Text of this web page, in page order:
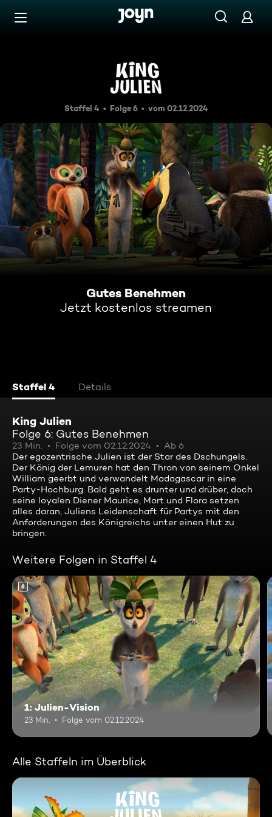
Zum Inhalt springen
Gutes Benehmen
Staffel 4 Folge 6 vom 02.12.2024
Gutes Benehmen
Jetzt kostenlos streamen
Staffel 4 Details
King Julien
Folge 6: Gutes Benehmen
23 Min. Folge vom 02.12.2024
Ab 6
Der egozentrische Julien ist der Star des Dschungels.
Der König der Lemuren hat den Thron von seinem Onkel
William geerbt und verwandelt Madagascar in eine
Party-Hochburg. Bald geht es drunter und drüber, doch
seine loyalen Diener Maurice, Mort und Flora setzen
alles daran, Juliens Leidenschaft für Partys mit den
Anforderungen des Königreichs unter einen Hut zu
bringen.
Weitere Folgen in Staffel 4
6
1: Julien-Vision
23 Min. Folge vom 02.12.2024
Alle Staffeln im Überblick